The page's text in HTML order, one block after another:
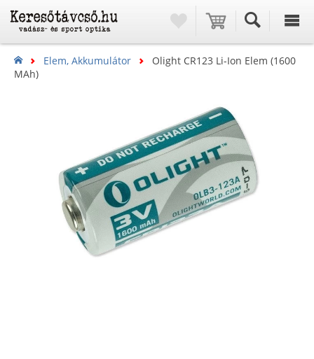
Elem, Akkumulátor
Olight CR123 Li-Ion Elem (1600
MAh)